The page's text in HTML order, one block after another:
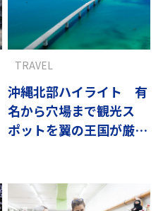
沖縄北部ハイライト 有
名から穴場まで観光ス
ポットを翼の王国が厳選
TRAVEL